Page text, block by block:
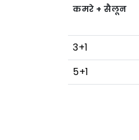
कमरे + सैलून
3+1
5+1